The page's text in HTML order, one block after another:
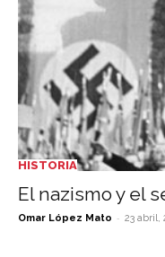
HISTORIA
El nazismo y el
Omar López Mato - 23 abril,